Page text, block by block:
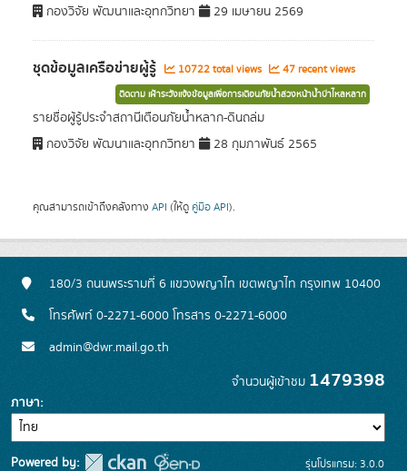
กองวิจัย พัฒนาและอุทกวิทยา 29 เมษายน 2569
ชุดข้อมูลเครือข่ายผู้รู้ 10722 total views 47 recent views
ติดตาม เฝ้าระวังแจ้งข้อมูลเพื่อการเตือนภัยน้ำล่วงหน้าน้ำป่าไหลหลาก
รายชื่อผู้รู้ประจำสถานีเตือนภัยน้ำหลาก-ดินถล่ม
กองวิจัย พัฒนาและอุทกวิทยา
28 กุมภาพันธ์ 2565
คุณสามารถเข้าถึงคลังทาง API (ให้ดู คู่มือ API).
180/3 ถนนพระรามที่ 6 แขวงพญาไท เขตพญาไท กรุงเทพ 10400
โทรศัพท์ 0-2271-6000 โทรสาร 0-2271-6000
admin@dwr.mail.go.th
จำนวนผู้เข้าชม 1479398
ภาษา
Powered by: รุ่นโปรแกรม: 3.0.0